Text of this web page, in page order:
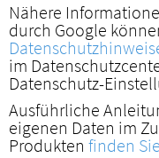
Nähere
durch Google
im
Datenschutz-
Ausführliche
eigenen Daten im
Produkten finden